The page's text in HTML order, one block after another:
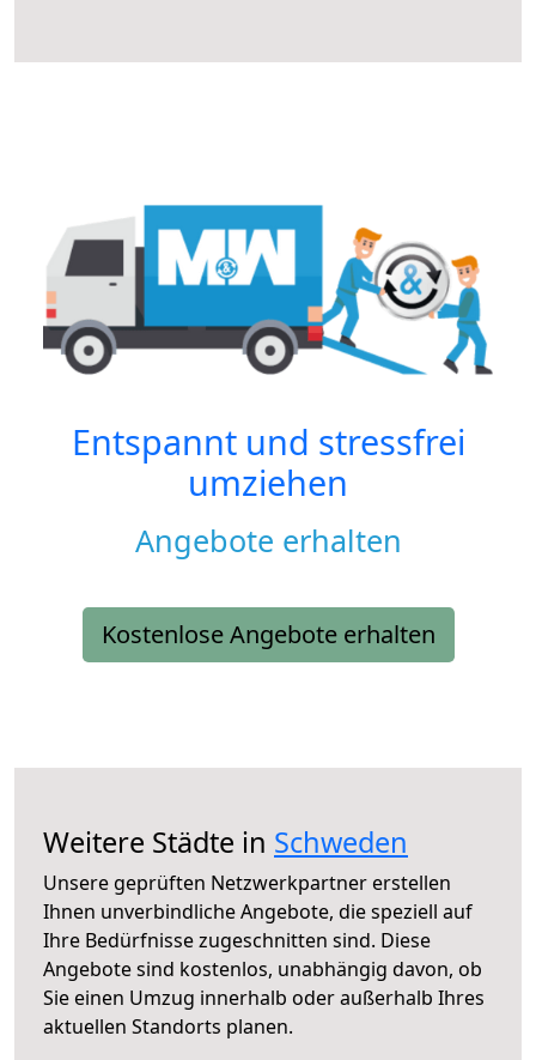
Entspannt und stressfrei
umziehen
Angebote erhalten
Kostenlose Angebote erhalten
Weitere Städte in Schweden
Unsere geprüften Netzwerkpartner erstellen
Ihnen unverbindliche Angebote, die speziell auf
Ihre Bedürfnisse zugeschnitten sind. Diese
Angebote sind kostenlos, unabhängig davon, ob
Sie einen Umzug innerhalb oder außerhalb Ihres
aktuellen Standorts planen.